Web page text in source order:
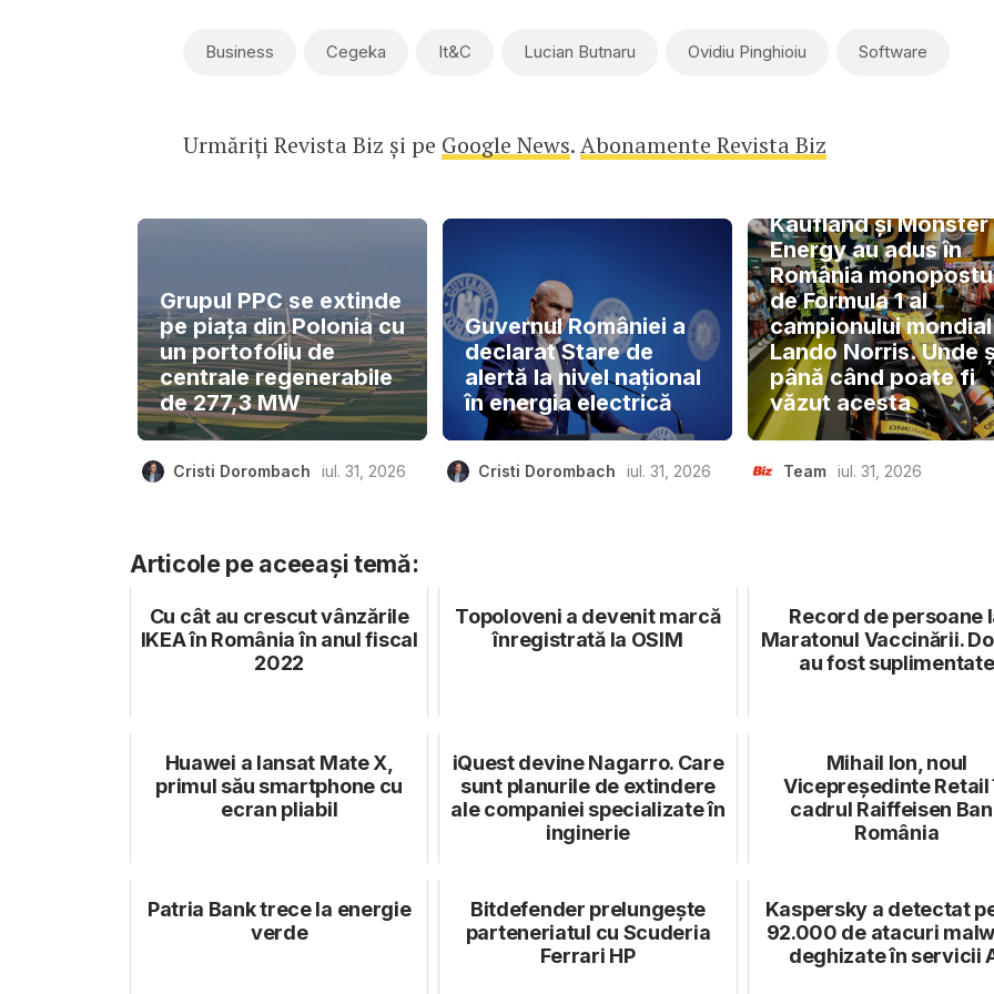
Business Cegeka It&c Lucian Butnaru Ovidiu Pinghioiu Software
Urmăriți Revista Biz și pe Google News.Abonamente Revista Biz
Grupul PPC se extinde
pe piața din Polonia cu
un portofoliu de
centrale regenerabile
de 277,3 MW
Cristi Dorombach iul. 31, 2026
Guvernul României a
declarat Stare de
alertă la nivel național
în energia electrică
Cristi Dorombach iul. 31, 2026
Kaufland și Monster
Energy au adus în
România
de Formula 1 al
campionului mondial
Lando Norris. Unde
până când poate fi
văzut acesta
Team iul. 31, 2026
Articole pe aceeași temă:
Cu cât au crescut vânzările
IKEA în România în anul fiscal
2022
Topoloveni a devenit marcă
înregistrată la OSIM
Record de persoane
Maratonul Vaccinării.
au fost suplimentate
Huawei a lansat Mate X,
primul său smartphone cu
ecran pliabil
iQuest devine Nagarro. Care
sunt planurile de extindere
ale companiei specializate în
inginerie
Mihail Ion, noul
Vicepreședinte Retail
cadrul Raiffeisen
România
Patria Bank trece la energie
verde
Bitdefender prelungește
parteneriatul cu Scuderia
Ferrari HP
Kaspersky a detectat
92.000 de atacuri
deghizate în servicii